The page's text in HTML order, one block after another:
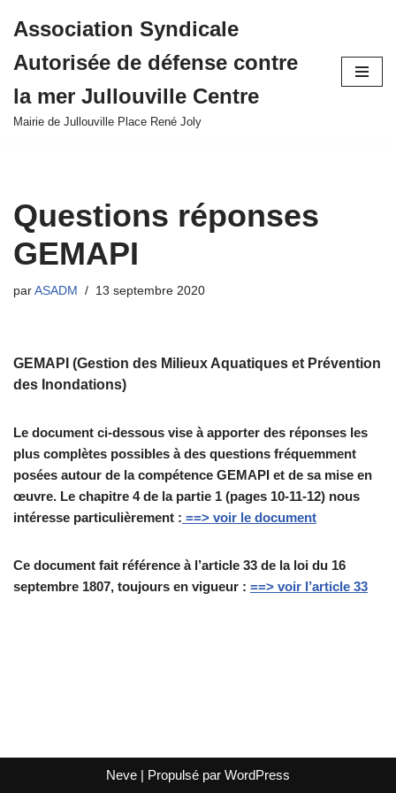
au
contenu
Association Syndicale
Autorisée de défense contre
la mer Jullouville Centre
Mairie de Jullouville Place René Joly
Questions réponses
GEMAPI
par ASADM 13 septembre 2020
GEMAPI (Gestion des Milieux Aquatiques et Prévention
des Inondations)
Le document ci-dessous vise à apporter des réponses les
plus complètes possibles à des questions fréquemment
posées autour de la compétence GEMAPI et de sa mise en
œuvre. Le chapitre 4 de la partie 1 (pages 10-11-12) nous
intéresse particulièrement : ==> voir le document
Ce document fait référence à l’article 33 de la loi du 16
septembre 1807, toujours en vigueur : ==> voir l’article 33
Neve | Propulsé par WordPress